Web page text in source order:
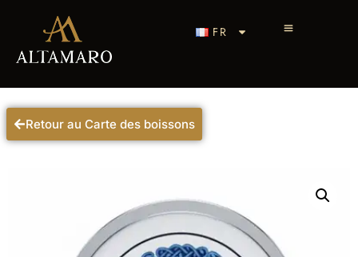
FR
Retour au Carte des boissons